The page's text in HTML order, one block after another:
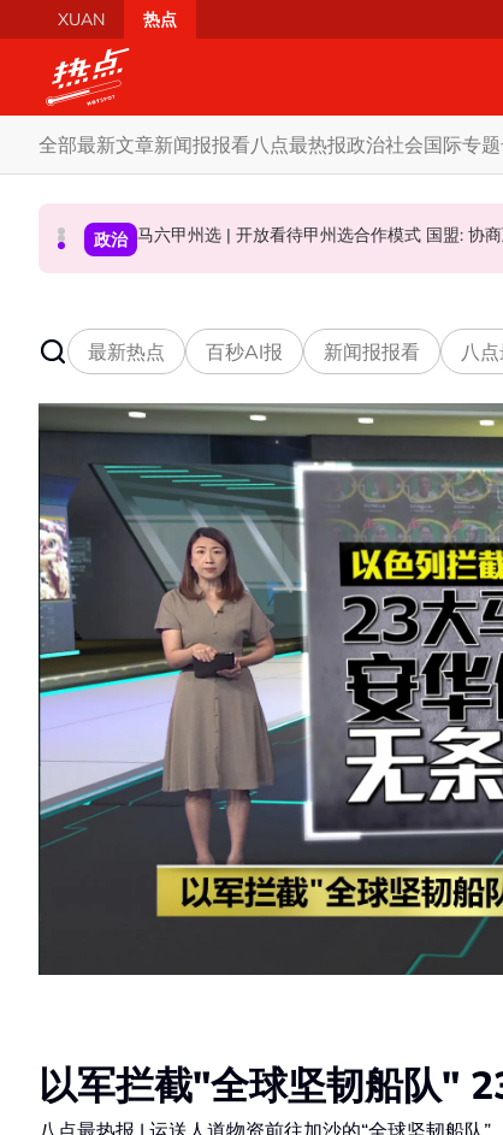
Skip to main content
XUAN 热点
全部最新文章新闻报报看八点最热报政治社会国际专题
社会 甫开店遭凶徒闯
政治 不点名调侃刘天球加入全民党 邓章钦
政治 马六甲州选 | 开放看待
最新热点 百秒AI报 新闻报报看 八
以军拦截"全球坚韧船队"